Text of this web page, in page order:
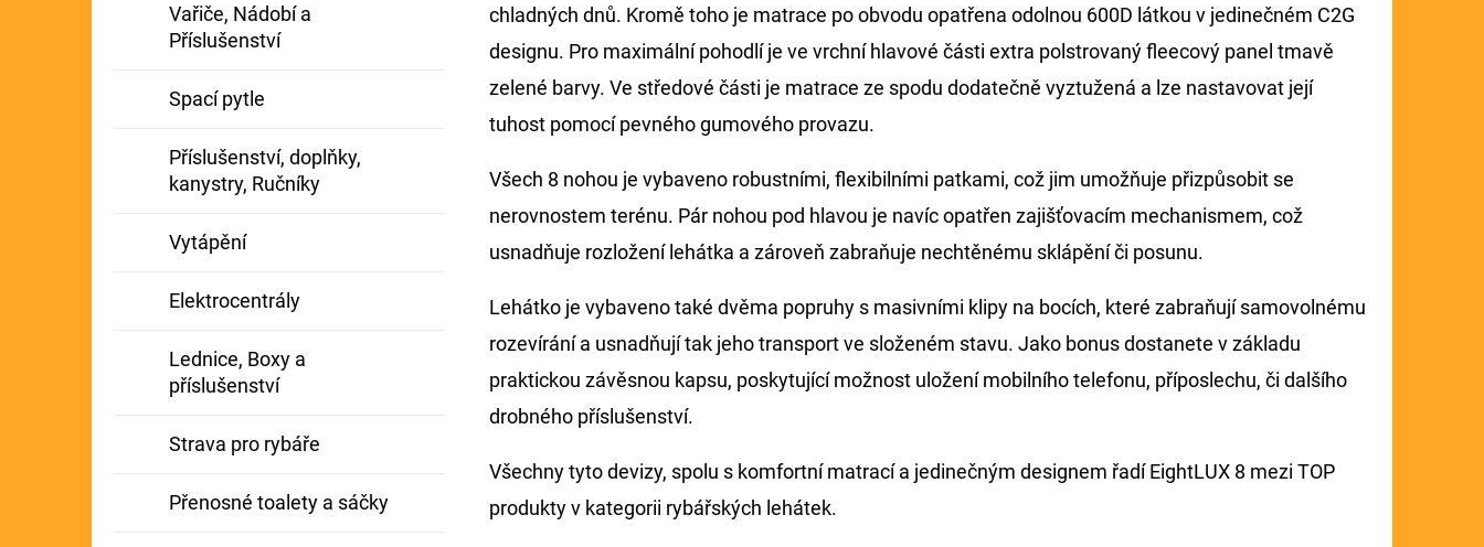
Vařiče, Nádobí a
Příslušenství
Spací pytle
Příslušenství, doplňky,
kanystry, Ručníky
Vytápění
Elektrocentrály
Lednice, Boxy a
příslušenství
Strava pro rybáře
Přenosné toalety a sáčky
chladných dnů. Kromě toho je matrace po obvodu opatřena odolnou 600D látkou v jedinečném C2G
designu. Pro maximální pohodlí je ve vrchní hlavové části extra polstrovaný fleecový panel tmavě
zelené barvy. Ve středové části je matrace ze spodu dodatečně vyztužená a lze nastavovat její
tuhost pomocí pevného gumového provazu.
Všech 8 nohou je vybaveno robustními, flexibilními patkami, což jim umožňuje přizpůsobit se
nerovnostem terénu. Pár nohou pod hlavou je navíc opatřen zajišťovacím mechanismem, což
usnadňuje rozložení lehátka a zároveň zabraňuje nechtěnému sklápění či posunu.
Lehátko je vybaveno také dvěma popruhy s masivními klipy na bocích, které zabraňují samovolnému
rozevírání a usnadňují tak jeho transport ve složeném stavu. Jako bonus dostanete v základu
praktickou závěsnou kapsu, poskytující možnost uložení mobilního telefonu, příposlechu, či dalšího
drobného příslušenství.
Všechny tyto devizy, spolu s komfortní matrací a jedinečným designem řadí EightLUX 8 mezi TOP
produkty v kategorii rybářských lehátek.